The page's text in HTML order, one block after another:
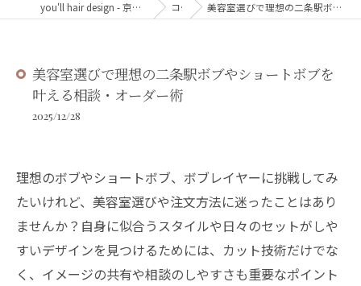
you'll hair design - 京都・西院の、髪と心が整う美容室。 コラム 美容室選びで理想の二条駅ボブやショートボブを叶える相談・オーダー術
美容室選びで理想の二条駅ボブやショートボブを
叶える相談・オーダー術
2025/12/28
理想のボブやショートボブ、ボブレイヤーに挑戦してみ
たいけれど、美容室選びや注文方法に迷ったことはあり
ませんか？自身に似合うスタイルや日々のセットがしや
すいデザインを見つけるためには、カット技術だけでな
く、イメージの共有や相談のしやすさも重要なポイント